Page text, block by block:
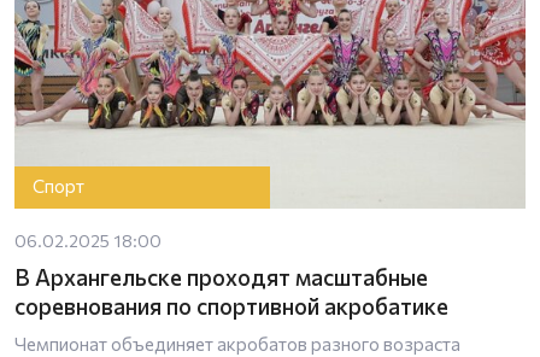
Спорт
06.02.2025 18:00
В Архангельске проходят масштабные
соревнования по спортивной акробатике
Чемпионат объединяет акробатов разного возраста